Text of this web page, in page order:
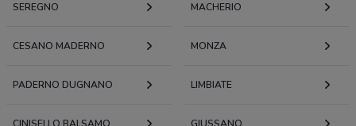
SEREGNO MACHERIO
CESANO MADERNO MONZA
PADERNO DUGNANO LIMBIATE